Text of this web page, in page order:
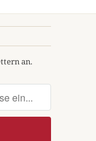
an.